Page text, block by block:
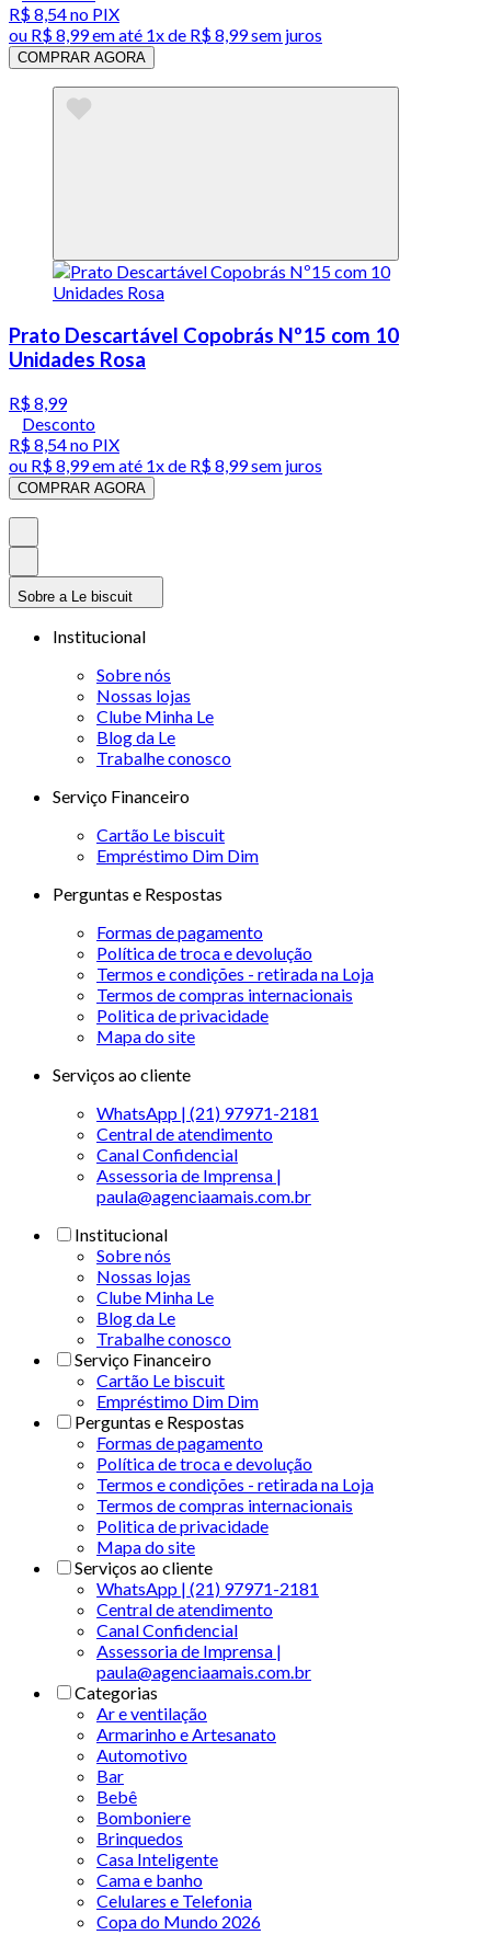
R$ 8,54no PIX
ou R$ 8,99em até 1x de R$ 8,99sem juros
COMPRAR AGORA
Prato Descartável Copobrás Nº15 com 10
Unidades Rosa
R$ 8,99
Desconto
R$ 8,54no PIX
ou R$ 8,99em até 1x de R$ 8,99sem juros
COMPRAR AGORA
Sobre a Le biscuit
Institucional
Sobre nós
Nossas lojas
Clube Minha Le
Blog da Le
Trabalhe conosco
Serviço Financeiro
Cartão Le biscuit
Empréstimo Dim Dim
Perguntas e Respostas
Formas de pagamento
Política de troca e devolução
Termos e condições - retirada na Loja
Termos de compras internacionais
Politica de privacidade
Mapa do site
Serviços ao cliente
WhatsApp | (21) 97971-2181
Central de atendimento
Canal Confidencial
Assessoria de Imprensa |
paula@agenciaamais.com.br
Institucional
Sobre nós
Nossas lojas
Clube Minha Le
Blog da Le
Trabalhe conosco
Serviço Financeiro
Cartão Le biscuit
Empréstimo Dim Dim
Perguntas e Respostas
Formas de pagamento
Política de troca e devolução
Termos e condições - retirada na Loja
Termos de compras internacionais
Politica de privacidade
Mapa do site
Serviços ao cliente
WhatsApp | (21) 97971-2181
Central de atendimento
Canal Confidencial
Assessoria de Imprensa |
paula@agenciaamais.com.br
Categorias
Ar e ventilação
Armarinho e Artesanato
Automotivo
Bar
Bebê
Bomboniere
Brinquedos
Casa Inteligente
Cama e banho
Celulares e Telefonia
Copa do Mundo 2026